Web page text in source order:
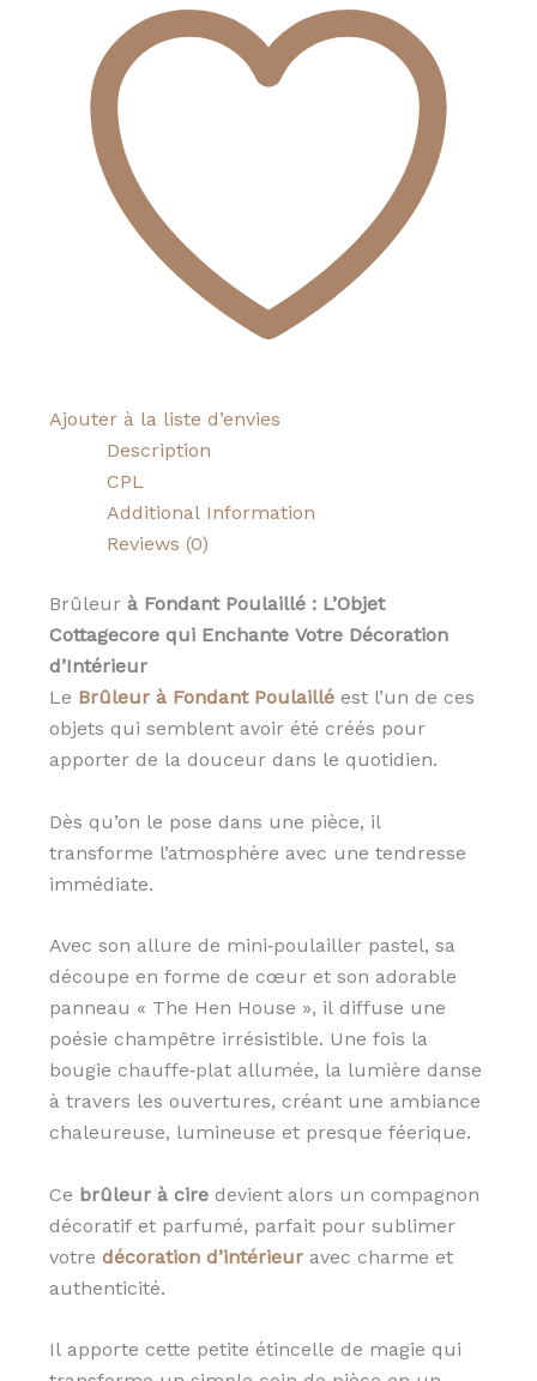
Ajouter à la liste d’envies
Description
CPL
Additional Information
Reviews (0)
Brûleurà Fondant Poulaillé : L’Objet
Cottagecore qui Enchante Votre Décoration
d’Intérieur
Le Brûleur à Fondant Poulailléest l’un de ces
objets qui semblent avoir été créés pour
apporter de la douceur dans le quotidien.
Dès qu’on le pose dans une pièce, il
transforme l’atmosphère avec une tendresse
immédiate.
Avec son allure de mini‑poulailler pastel, sa
découpe en forme de cœur et son adorable
panneau « The Hen House », il diffuse une
poésie champêtre irrésistible. Une fois la
bougie chauffe‑plat allumée, la lumière danse
à travers les ouvertures, créant une ambiance
chaleureuse, lumineuse et presque féerique.
Ce brûleur à ciredevient alors un compagnon
décoratif et parfumé, parfait pour sublimer
votre décoration d’intérieuravec charme et
authenticité.
Il apporte cette petite étincelle de magie qui